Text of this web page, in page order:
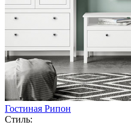
Гостиная Рипон
Стиль: